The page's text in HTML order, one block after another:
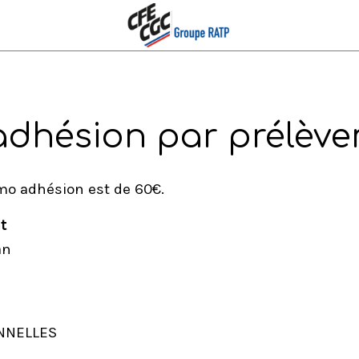
par
adhésion est de 60€.